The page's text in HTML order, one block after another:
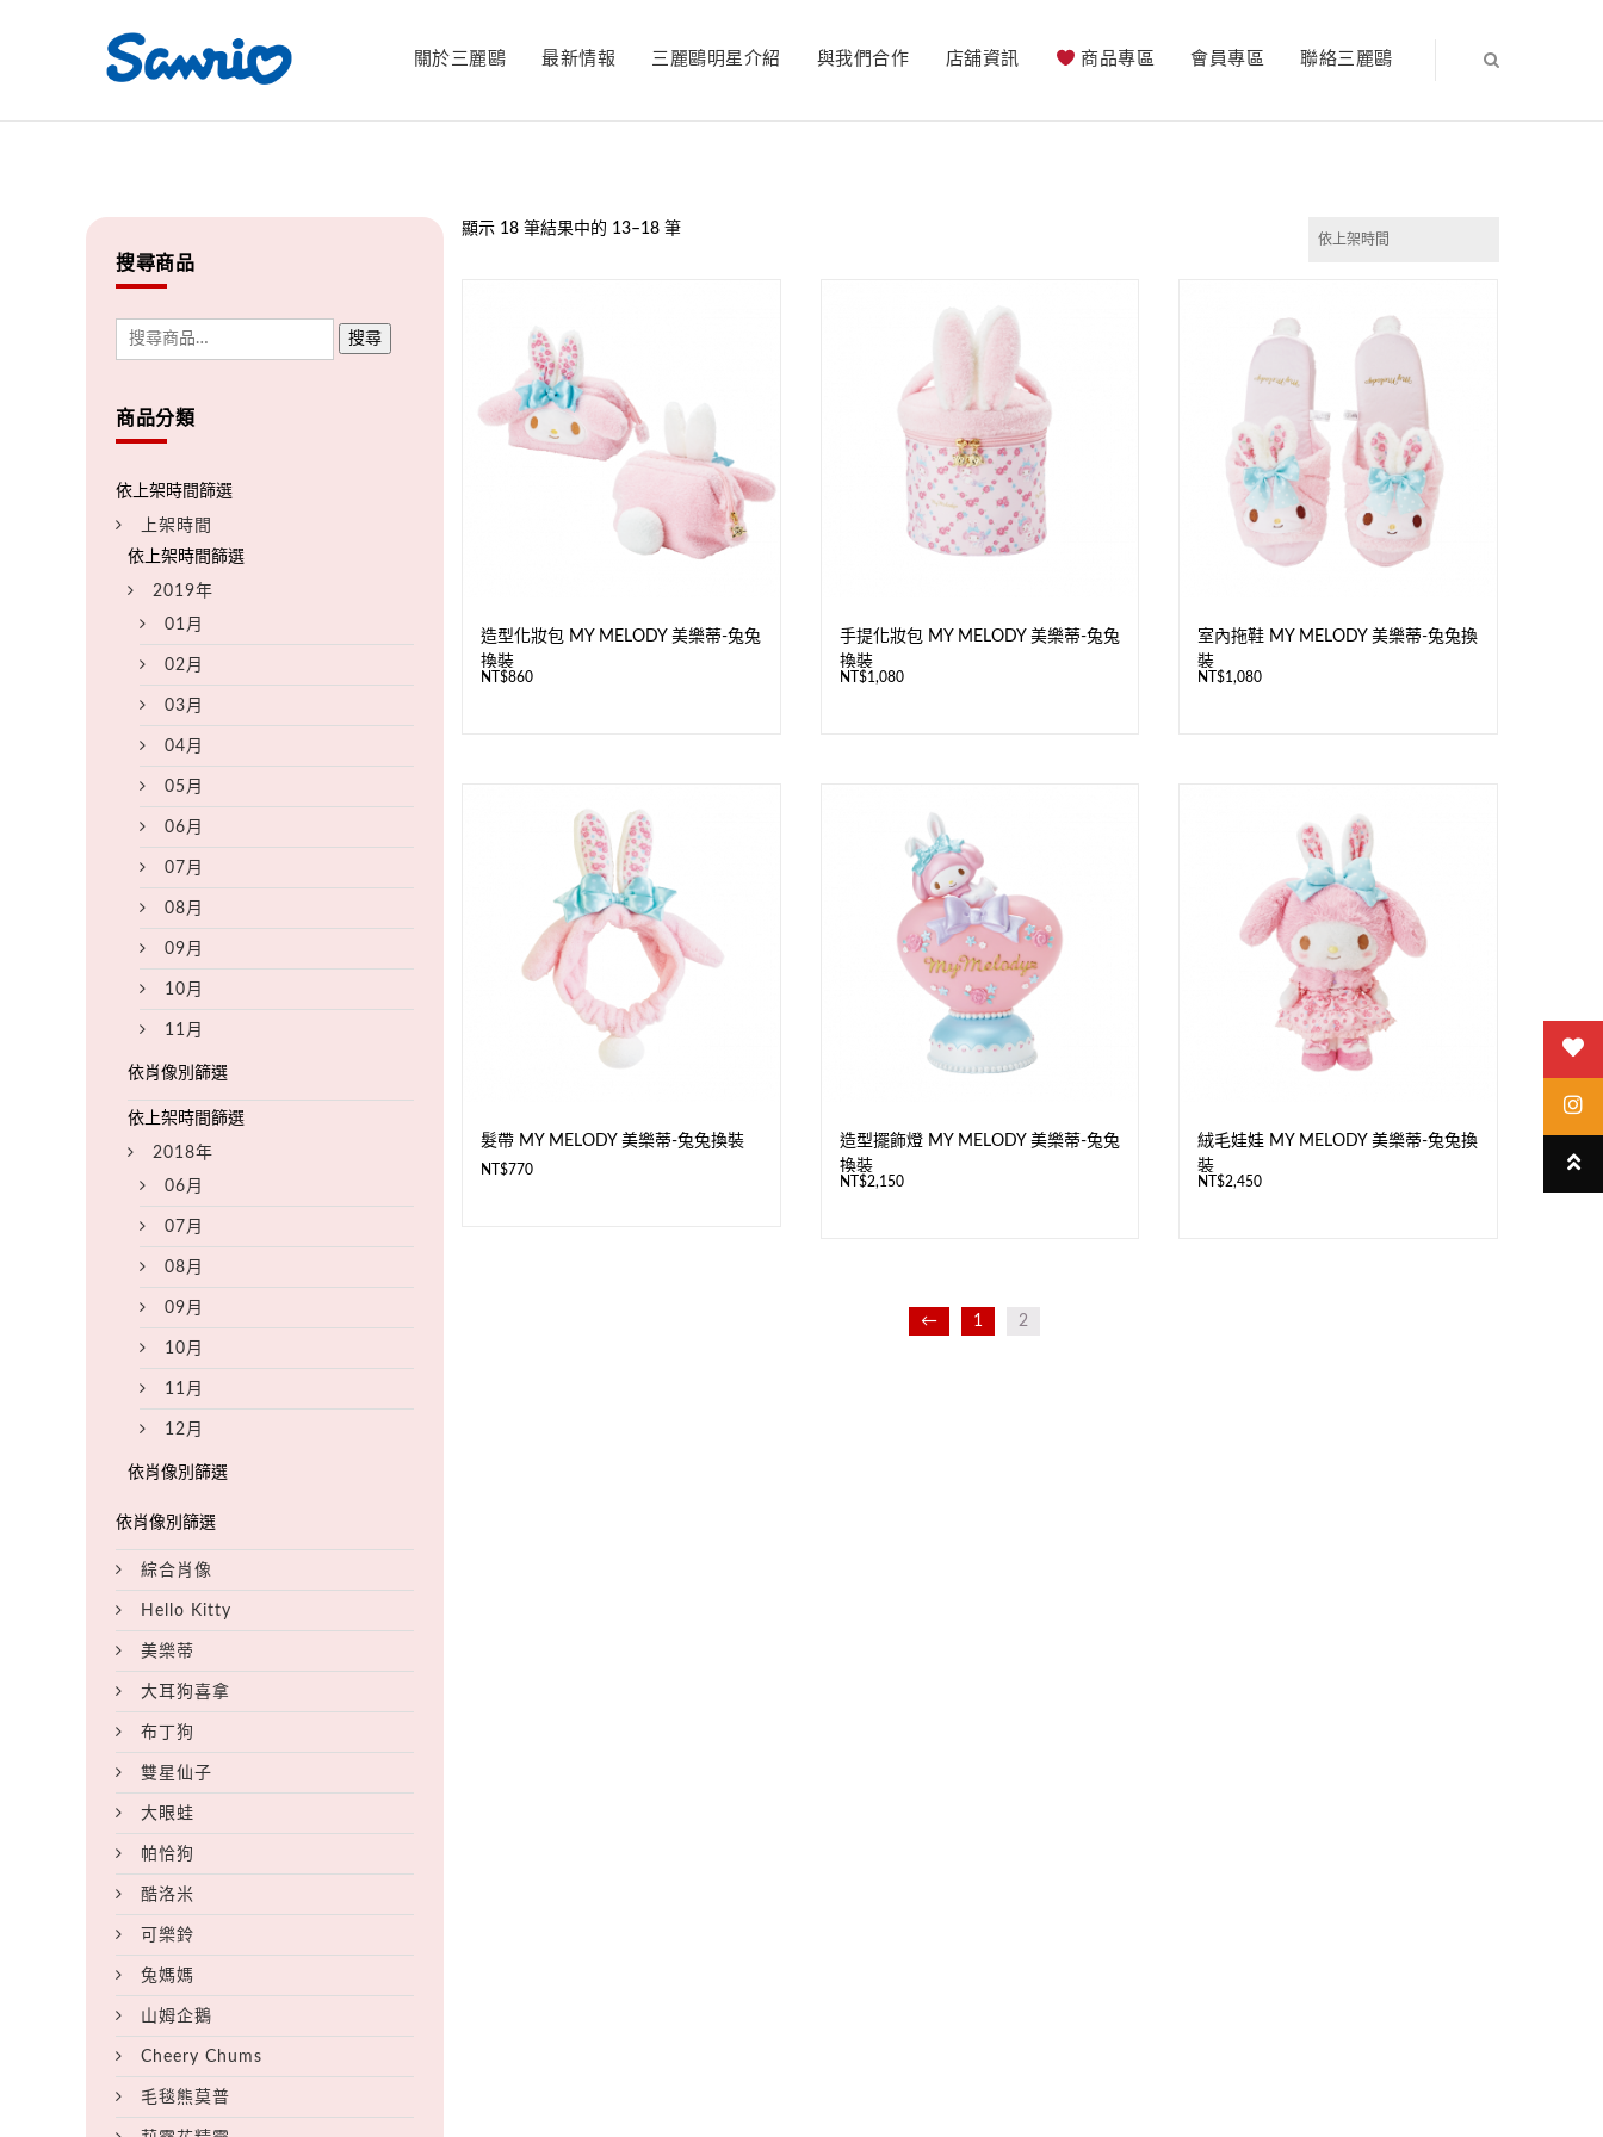
關於三麗鷗 最新情報 三麗鷗明星介紹 與我們合作 店舖資訊 商品專區 會員專區 聯絡三麗鷗
顯示 18 筆結果中的 13–18 筆
造型化妝包 MY MELODY 美樂蒂-兔兔
換裝
NT$860
手提化妝包 MY MELODY 美樂蒂-兔兔
換裝
NT$1,080
室內拖鞋 MY MELODY 美樂蒂-兔兔換
裝
NT$1,080
髮帶 MY MELODY 美樂蒂-兔兔換裝
NT$770
造型擺飾燈 MY MELODY 美樂蒂-兔兔
換裝
NT$2,150
絨毛娃娃 MY MELODY 美樂蒂-兔兔換
裝
NT$2,450
← 1 2
搜尋商品
搜尋
商品分類
上架時間
2019年
01月
02月
03月
04月
05月
06月
07月
08月
09月
10月
11月
2018年
06月
07月
08月
09月
10月
11月
12月
綜合肖像
Hello Kitty
美樂蒂
大耳狗喜拿
布丁狗
雙星仙子
大眼蛙
帕恰狗
酷洛米
可樂鈴
兔媽媽
山姆企鵝
Cheery Chums
毛毯熊莫普